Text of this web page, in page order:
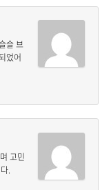
슬 브
었어
고민
.